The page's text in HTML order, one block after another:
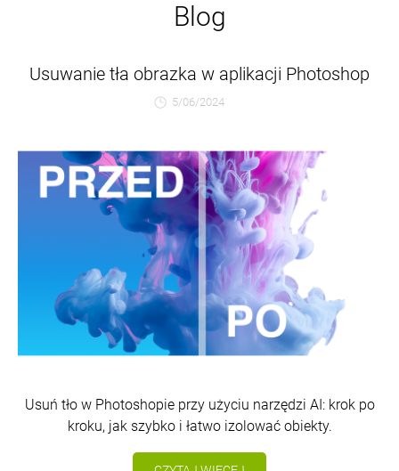
Blog
Usuwanie tła obrazka w aplikacji Photoshop
5/06/2024
Usuń tło w Photoshopie przy użyciu narzędzi AI: krok po
kroku, jak szybko i łatwo izolować obiekty.